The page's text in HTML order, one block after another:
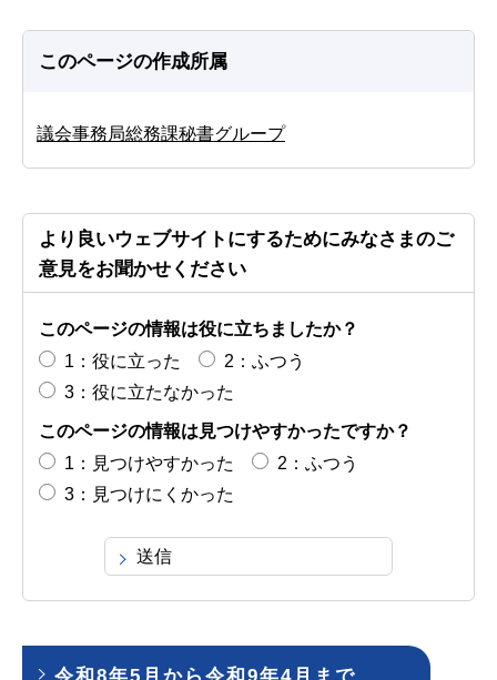
このページの作成所属
議会事務局総務課秘書グループ
より良いウェブサイトにするためにみなさまのご
意見をお聞かせください
このページの情報は役に立ちましたか？
1：役に立った
2：ふつう
3：役に立たなかった
このページの情報は見つけやすかったですか？
1：見つけやすかった
2：ふつう
3：見つけにくかった